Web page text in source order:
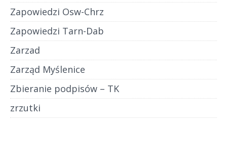
Zapowiedzi Osw-Chrz
Zapowiedzi Tarn-Dab
Zarzad
Zarząd Myślenice
Zbieranie podpisów – TK
zrzutki